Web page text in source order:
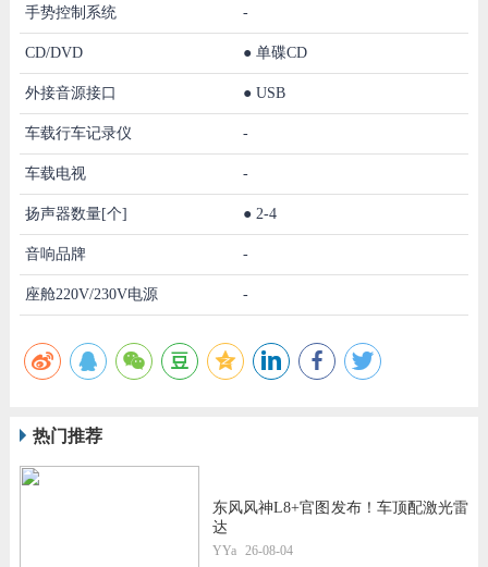
手势控制系统 -
CD/DVD ● 单碟CD
外接音源接口 ● USB
车载行车记录仪 -
车载电视 -
扬声器数量[个] ● 2-4
音响品牌 -
座舱220V/230V电源 -
热门推荐
东风风神L8+官图发布！车顶配激光雷
达
YYa 26-08-04